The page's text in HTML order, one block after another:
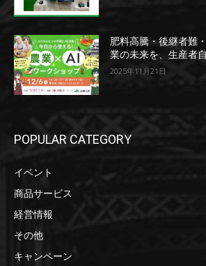
肥料高騰・後継者難
業の未来を、生産者
2025年11月21日
POPULAR CATEGORY
イベント
商品サービス
経営情報
その他
キャンペーン